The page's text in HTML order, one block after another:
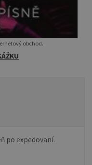
obchod.
po expedovaní.